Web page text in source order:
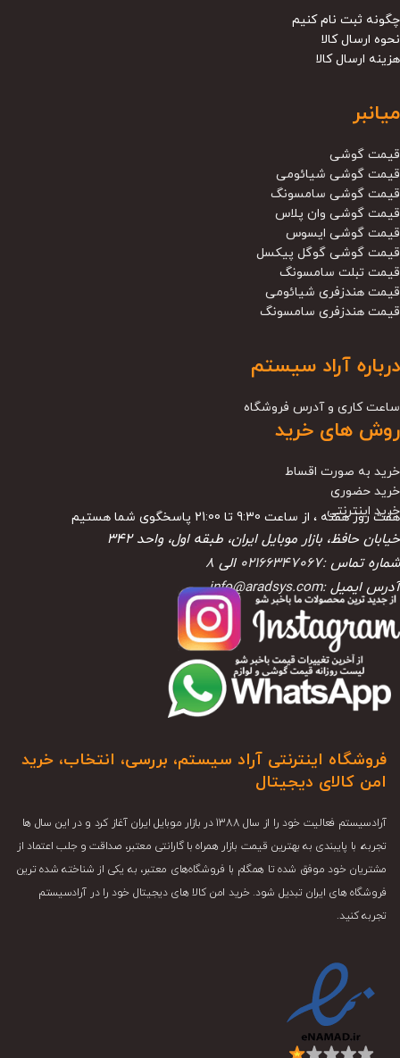
چگونه ثبت نام کنیم
نحوه ارسال کالا
هزینه ارسال کالا
میانبر
قیمت گوشی
قیمت گوشی شیائومی
قیمت گوشی سامسونگ
قیمت گوشی وان پلاس
قیمت گوشی ایسوس
قیمت گوشی گوگل پیکسل
قیمت تبلت سامسونگ
قیمت هندزفری شیائومی
قیمت هندزفری سامسونگ
درباره آراد سیستم
ساعت کاری و آدرس فروشگاه
روش های خرید
خرید به صورت اقساط
خرید حضوری
خرید اینترنتی
هفت روز هفته ، از ساعت 9:30 تا 21:00 پاسخگوی شما هستیم
خیابان حافظ، بازار موبایل ایران، طبقه اول، واحد ۳۴۲
شماره تماس :02166347067 الی 8
آدرس ایمیل :info@aradsys.com
فروشگاه اینترنتی آراد سیستم، بررسی، انتخاب، خرید
امن کالای دیجیتال
آرادسیستم فعالیت خود را از سال 1388 در بازار موبایل ایران آغاز کرد و در این سال ها
تجربه، با پایبندی به بهترین قیمت بازار همراه با گارانتی معتبر، صداقت و جلب اعتماد از
مشتریان خود موفق شده تا همگام با فروشگاه‌های معتبر، به یکی از شناخته شده ترین
فروشگاه های ایران تبدیل شود. خرید امن کالا های دیجیتال خود را در آرادسیستم
تجربه کنید.